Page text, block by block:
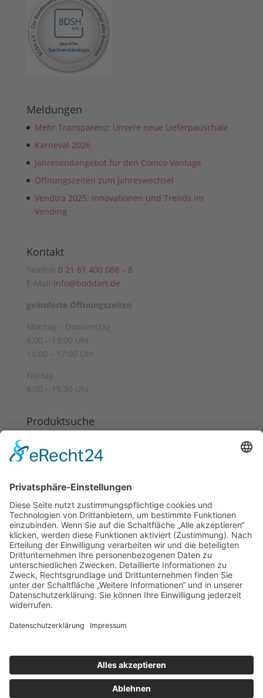
Meldungen
Mehr Transparenz: Unsere neue Lieferpauschale
Karneval 2026
Jahresendangebot für den Coinco Vantage
Öffnungszeiten zum Jahreswechsel
Vendtra 2025: Innovationen und Trends im
Vending
Kontakt
Telefon 0 21 61 400 088 – 8
E-Mail info@boddart.de
geänderte Öffnungszeiten
Montag – Donnerstag
8:00 – 13:00 Uhr
14:00 – 17:00 Uhr
Freitag
8:00 – 15:30 Uhr
Produktsuche
nach:
Informationen
Kontakt
Meldungen
Schlagworte
Impressum
AGB
Datenschutz
Datenschutz
Cookie-Einstellungen